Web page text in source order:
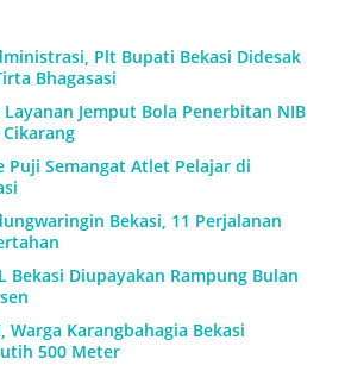
Plt Bupati Bekasi Didesak
Bhagasasi
Layanan Jemput Bola Penerbitan NIB
Cikarang
Puji Semangat Atlet Pelajar di
Bekasi, 11 Perjalanan
Bekasi Diupayakan Rampung Bulan
Warga Karangbahagia Bekasi
500 Meter